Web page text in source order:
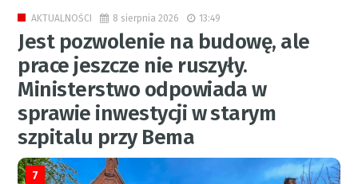
AKTUALNOŚCI 8 sierpnia 2026 13:49
Jest pozwolenie na budowę, ale
prace jeszcze nie ruszyły.
Ministerstwo odpowiada w
sprawie inwestycji w starym
szpitalu przy Bema
7